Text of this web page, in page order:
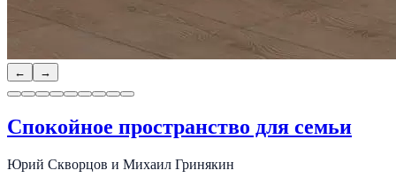
← →
Спокойное пространство для семьи
Юрий Скворцов и Михаил Гринякин